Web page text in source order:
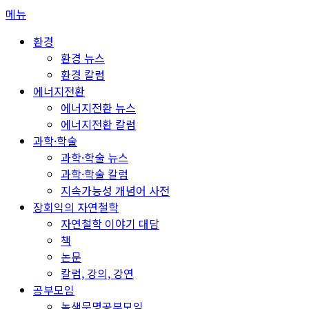
콘
메뉴
환경
환경 뉴스
환경 칼럼
에너지전환
에너지전환 뉴스
에너지전환 칼럼
과학·학술
과학·학술 뉴스
과학·학술 칼럼
지속가능성 개념어 사전
장회익의 자연철학
자연철학 이야기 대담
책
논문
칼럼, 강의, 강연
공부모임